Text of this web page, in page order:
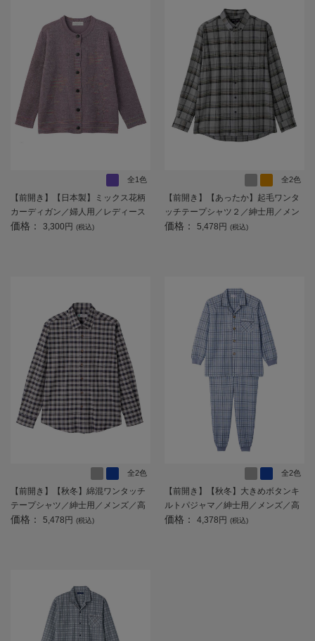
全1色
【前開き】【日本製】ミックス花柄
カーディガン／婦人用／レディース
／高齢者／シニア／名前記入欄付／
価格： 3,300円 (税込)
全2色
【前開き】【あったか】起毛ワンタ
ッチテープシャツ２／紳士用／メン
ズ／高齢者／シニア／秋冬／名前記
価格： 5,478円 (税込)
全2色
【前開き】【秋冬】綿混ワンタッチ
テープシャツ／紳士用／メンズ／高
齢者／シニア／名前記入欄付／介護
価格： 5,478円 (税込)
全2色
【前開き】【秋冬】大きめボタンキ
ルトパジャマ／紳士用／メンズ／高
齢者／シニア／寝巻／ラグラン袖／
価格： 4,378円 (税込)